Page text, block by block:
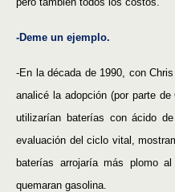
-Deme un ejemplo.
-En la década de 1990, con
analicé la adopción (por parte
utilizarían baterías con ácido
evaluación del ciclo vital,
baterías arrojaría más plomo
quemaran gasolina.